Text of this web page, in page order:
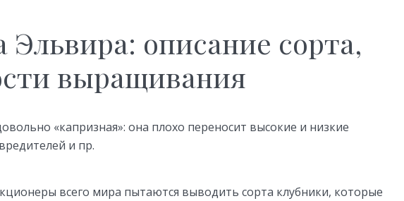
Эльвира: описание сорта,
выращивания
«капризная»: она плохо переносит высокие и низкие
и пр.
всего мира пытаются выводить сорта клубники, которые